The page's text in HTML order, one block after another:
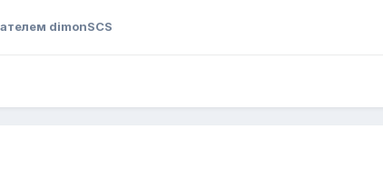
dimonSCS